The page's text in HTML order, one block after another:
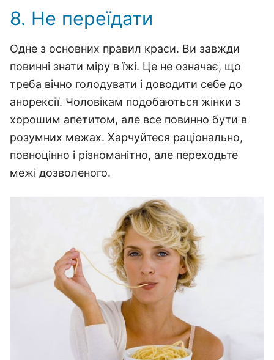
8. Не переїдати
Одне з основних правил краси. Ви завжди
повинні знати міру в їжі. Це не означає, що
треба вічно голодувати і доводити себе до
анорексії. Чоловікам подобаються жінки з
хорошим апетитом, але все повинно бути в
розумних межах. Харчуйтеся раціонально,
повноцінно і різноманітно, але переходьте
межі дозволеного.